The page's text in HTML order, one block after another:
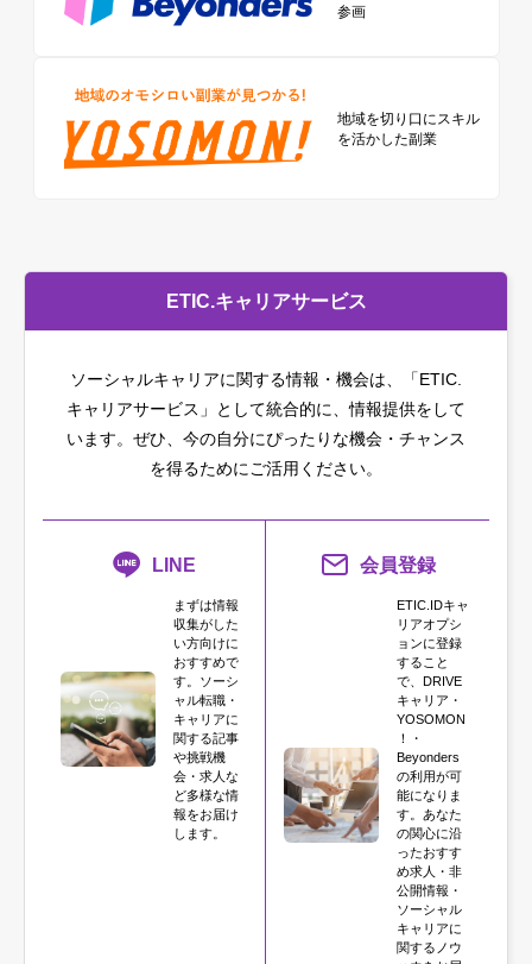
参画
地域を切り口に スキル
を活かした副業
ETIC.キャリアサービス
ソーシャルキャリアに関する情報・機会は、「ETIC.
キャリアサービス」として統合的に、情報提供をして
います。 ぜひ、今の自分にぴったりな機会・チャンス
を得るためにご活用ください。
LINE
まずは情報
収集がした
い方向けに
おすすめで
す。ソーシ
ャル転職・
キャリアに
関する記事
や挑戦機
会・求人な
ど多様な情
報をお届け
します。
会員登録
ETIC.IDキャ
リアオプシ
ョンに登録
すること
で、DRIVE
キャリア・
YOSOMON
！・
Beyonders
の利用が可
能になりま
す。あなた
の関心に沿
ったおすす
め求人・非
公開情報・
ソーシャル
キャリアに
関するノウ